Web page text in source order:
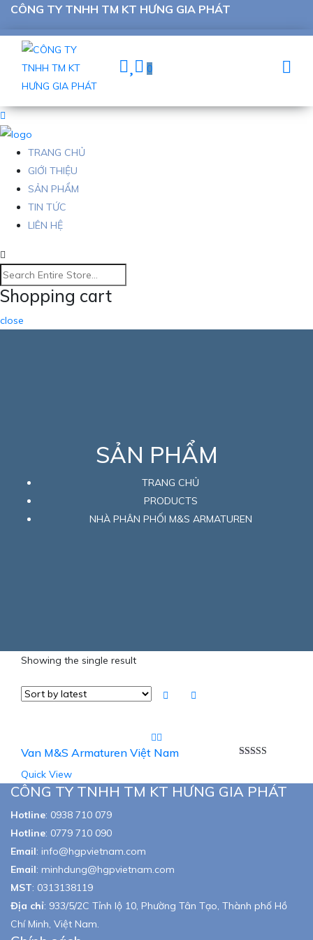
CÔNG TY TNHH TM KT HƯNG GIA PHÁT
0
TRANG CHỦ
GIỚI THIỆU
SẢN PHẨM
TIN TỨC
LIÊN HỆ
Shopping cart
close
SẢN PHẨM
TRANG CHỦ
PRODUCTS
NHÀ PHÂN PHỐI M&S ARMATUREN
Showing the single result
Van M&S Armaturen Việt Nam
Quick View
CÔNG TY TNHH TM KT HƯNG GIA PHÁT
Hotline: 0938 710 079
Hotline: 0779 710 090
Email: info@hgpvietnam.com
Email: minhdung@hgpvietnam.com
MST: 0313138119
Địa chỉ: 933/5/2C Tỉnh lộ 10, Phường Tân Tạo, Thành phố Hồ
Chí Minh, Việt Nam.